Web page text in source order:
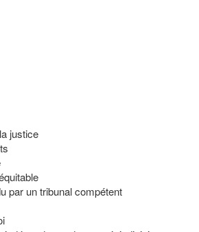
justice
par un tribunal compétent